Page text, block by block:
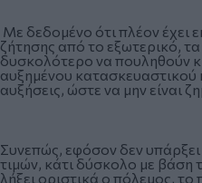
Με δεδομένο ότι πλέον έχει
ζήτησης από το εξωτερικό, τα
δυσκολότερο να πουληθούν
αυξημένου κατασκευαστικού
αυξήσεις, ώστε να μην είναι
Συνεπώς, εφόσον δεν
τιμών, κάτι δύσκολο με βάση
λήξει οριστικά ο πόλεμος, το